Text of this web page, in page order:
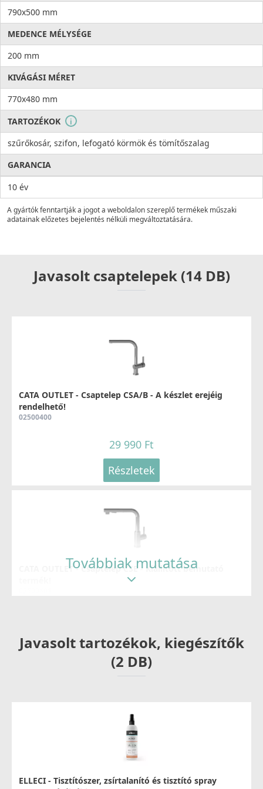
790x500 mm
MEDENCE MÉLYSÉGE
200 mm
KIVÁGÁSI MÉRET
770x480 mm
TARTOZÉKOK
i
szűrőkosár, szifon, lefogató körmök és tömítőszalag
GARANCIA
10 év
A gyártók fenntartják a jogot a weboldalon szereplő termékek műszaki
adatainak előzetes bejelentés nélküli megváltoztatására.
Javasolt csaptelepek (14 DB)
CATA OUTLET - Csaptelep CSA/B - A készlet erejéig
rendelhető!
02500400
29 990 Ft
Részletek
CATA OUTLET - Csaptelep CSE - Kiállított bemutató
Részletek
CATA - Csaptelep CBB/B - Kiállított bemutató termék!
Továbbiak mutatása
Javasolt tartozékok, kiegészítők
(2 DB)
ELLECI - Tisztítószer, zsírtalanító és tisztító spray